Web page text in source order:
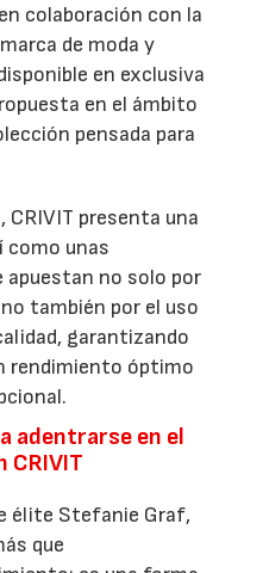
colaboración con la
de moda y
en exclusiva
en el ámbito
pensada para
presenta una
como unas
apuestan no solo por
también por el uso
garantizando
rendimiento óptimo
adentrarse en el
CRIVIT
élite Stefanie Graf,
que